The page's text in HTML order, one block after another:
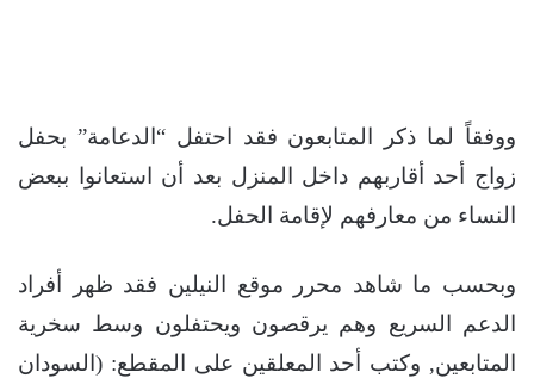
ووفقاً لما ذكر المتابعون فقد احتفل “الدعامة” بحفل
زواج أحد أقاربهم داخل المنزل بعد أن استعانوا ببعض
النساء من معارفهم لإقامة الحفل.
وبحسب ما شاهد محرر موقع النيلين فقد ظهر أفراد
الدعم السريع وهم يرقصون ويحتفلون وسط سخرية
المتابعين, وكتب أحد المعلقين على المقطع: (السودان